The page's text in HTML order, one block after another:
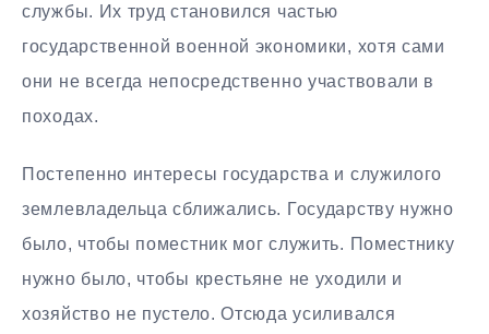
службы. Их труд становился частью
государственной военной экономики, хотя сами
они не всегда непосредственно участвовали в
походах.
Постепенно интересы государства и служилого
землевладельца сближались. Государству нужно
было, чтобы поместник мог служить. Поместнику
нужно было, чтобы крестьяне не уходили и
хозяйство не пустело. Отсюда усиливался